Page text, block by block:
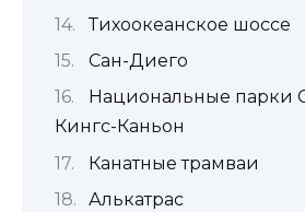
Тихоокеанское шоссе
Сан-Диего
Национальные парки
Кингс-Каньон
Канатные трамваи
Алькатрас